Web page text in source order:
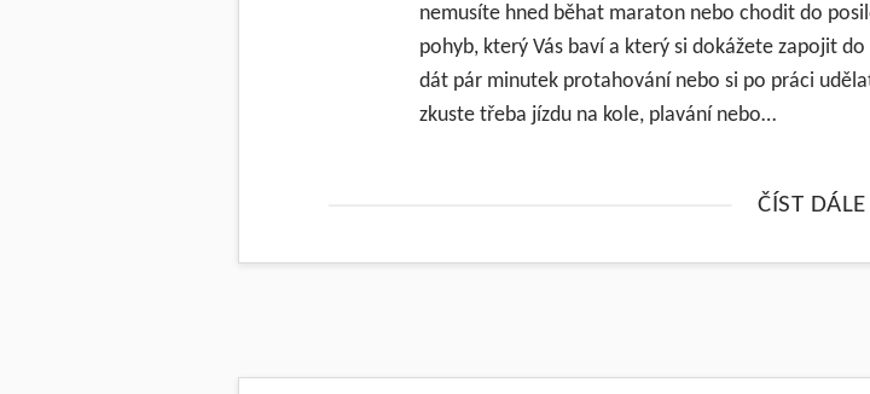
nemusíte hned běhat maraton nebo chodit do
pohyb, který Vás baví a který si dokážete zapojit
dát pár minutek protahování nebo si po práci
zkuste třeba jízdu na kole, plavání nebo…
ČÍST DÁLE